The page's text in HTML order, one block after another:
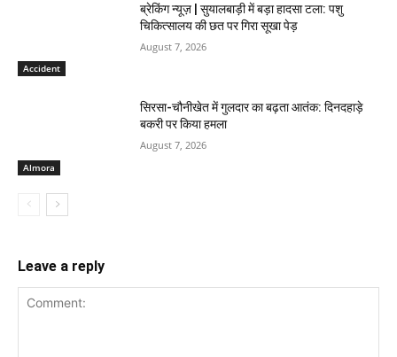
Accident
ब्रेकिंग न्यूज़ | सुयालबाड़ी में बड़ा हादसा टला: पशु
चिकित्सालय की छत पर गिरा सूखा पेड़
August 7, 2026
Almora
सिरसा-चौनीखेत में गुलदार का बढ़ता आतंक: दिनदहाड़े
बकरी पर किया हमला
August 7, 2026
Leave a reply